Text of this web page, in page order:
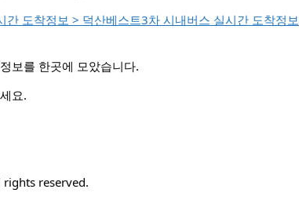
간 도착정보 > 덕산베스트3차 시내버스 실시간 도착정보
보를 한곳에 모았습니다.
요.
reserved.